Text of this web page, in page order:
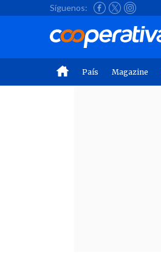
Síguenos:
País Magazine